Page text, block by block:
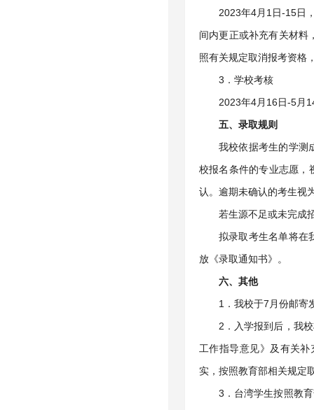
2023年4月1日-15日
间内更正或补充有关材料
照有关规定取消报考资格
3．学校考核
2023年4月16日-5月
五、录取规则
我校依据考生的学测
校报名条件的专业志愿，
认。逾期未确认的考生视
若生源不足或未完成
拟录取考生名单将在
放《录取通知书》。
六、其他
1．我校于7月份邮寄
2．入学报到后，我
工作指导意见》及有关
实，按照教育部相关规定
3．台湾学生按照教